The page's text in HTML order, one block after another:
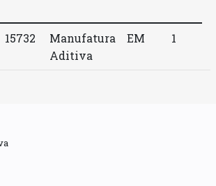
15732
Manufatura
Aditiva
EM 1